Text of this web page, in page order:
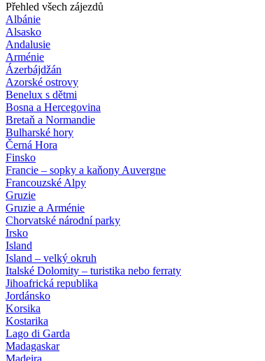
Přehled všech zájezdů
Albánie
Alsasko
Andalusie
Arménie
Ázerbájdžán
Azorské ostrovy
Benelux s dětmi
Bosna a Hercegovina
Bretaň a Normandie
Bulharské hory
Černá Hora
Finsko
Francie – sopky a kaňony Auvergne
Francouzské Alpy
Gruzie
Gruzie a Arménie
Chorvatské národní parky
Irsko
Island
Island – velký okruh
Italské Dolomity – turistika nebo ferraty
Jihoafrická republika
Jordánsko
Korsika
Kostarika
Lago di Garda
Madagaskar
Madeira